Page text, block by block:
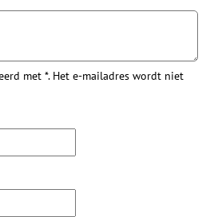
met *. Het e-mailadres wordt niet